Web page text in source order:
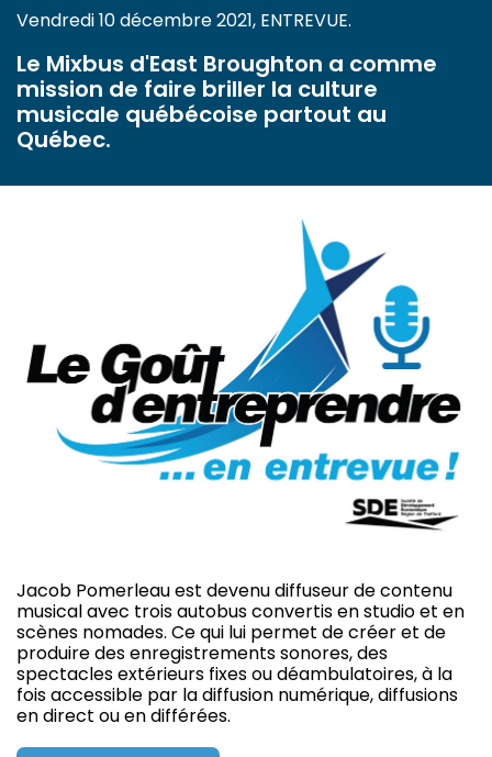
Vendredi 10 décembre 2021, ENTREVUE.
Le Mixbus d'East Broughton a comme
mission de faire briller la culture
musicale québécoise partout au
Québec.
Jacob Pomerleau est devenu diffuseur de contenu
musical avec trois autobus convertis en studio et en
scènes nomades. Ce qui lui permet de créer et de
produire des enregistrements sonores, des
spectacles extérieurs fixes ou déambulatoires, à la
fois accessible par la diffusion numérique, diffusions
en direct ou en différées.